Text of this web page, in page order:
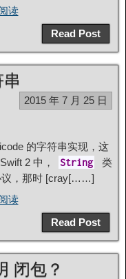
读
Read Post
2015 年 7 月 25 日
的字符串实现，这
2 中，
String
类
议，那时 [cray[……]
读
Read Post
闭包？